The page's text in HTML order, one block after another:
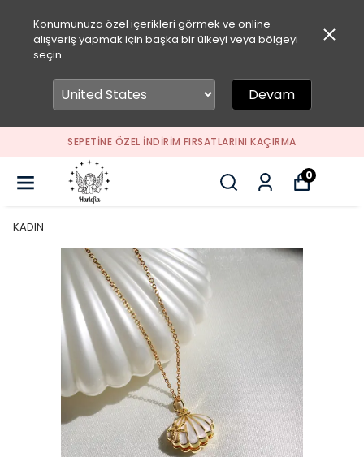
Konumunuza özel içerikleri görmek ve online
alışveriş yapmak için başka bir ülkeyi veya bölgeyi
seçin.
Devam
SEPETİNE ÖZEL İNDİRİM FIRSATLARINI KAÇIRMA
0
KADIN